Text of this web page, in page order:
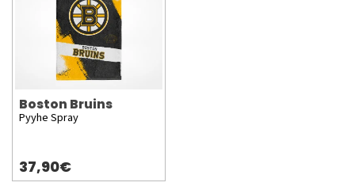
Boston Bruins
Pyyhe Spray
37,90€